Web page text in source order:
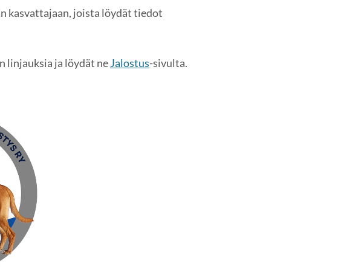
kasvattajaan, joista löydät tiedot
linjauksia ja löydät neJalostus-sivulta.